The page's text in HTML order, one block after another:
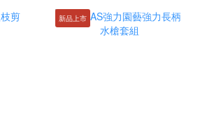
新品上市